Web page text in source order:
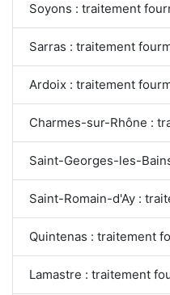
Soyons : traitement
Sarras : traitement
Ardoix : traitement
Charmes-sur-Rhône :
Saint-Georges-les-
Saint-Romain-d'Ay :
Quintenas : traitement
Lamastre : traitement